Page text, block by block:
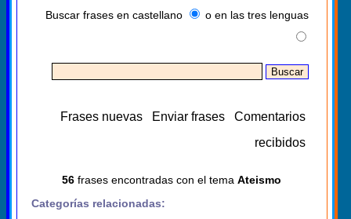
Buscar frases en castellano o en las tres lenguas
Frases nuevas Enviar frases
Comentarios
recibidos
56frases encontradas con el tema Ateismo
Categorías relacionadas: